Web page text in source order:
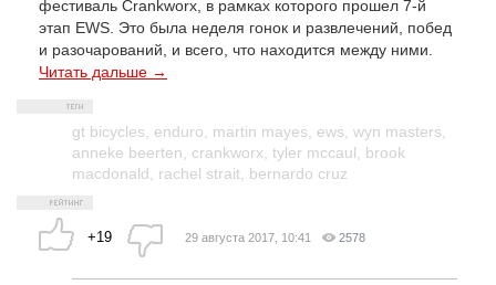
фестиваль Crankworx, в рамках которого прошел 7-й
этап EWS. Это была неделя гонок и развлечений, побед
и разочарований, и всего, что находится между ними.
Читать дальше →
gt bicycles enduro martin mayes ews wyn masters
anneke beerten
crankworx tyler mccaul
brook
macdonald
rachel strait bernardo cruz
+19 29 августа 2017, 10:41 2578